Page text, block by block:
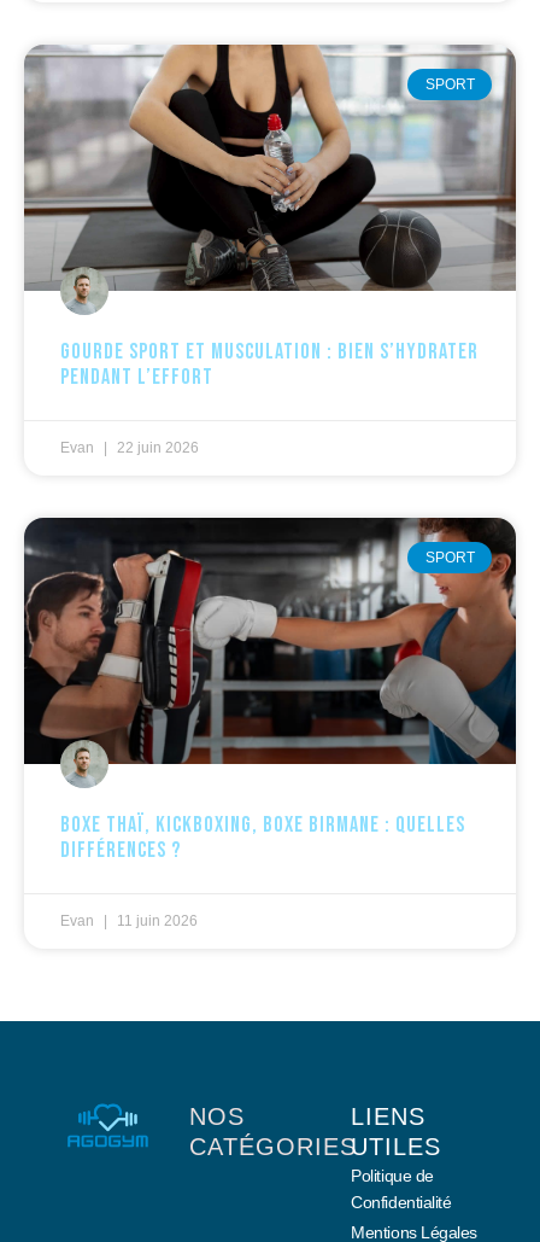
SPORT
Gourde sport et musculation : bien s’hydrater
pendant l’effort
Evan 22 juin 2026
SPORT
Boxe thaï, kickboxing, boxe birmane : quelles
différences ?
Evan 11 juin 2026
NOS
CATÉGORIES
LIENS
UTILES
Politique de
Confidentialité
Mentions Légales